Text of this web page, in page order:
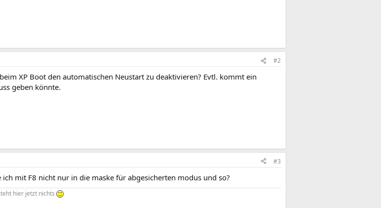
#2
XP Boot den automatischen Neustart zu deaktivieren? Evtl. kommt ein
geben könnte.
#3
mit F8 nicht nur in die maske für abgesicherten modus und so?
hier jetzt nichts